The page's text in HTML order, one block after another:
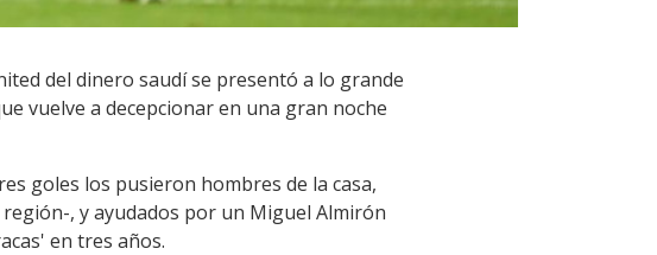
del dinero saudí se presentó a lo grande
vuelve a decepcionar en una gran noche
goles los pusieron hombres de la casa,
, y ayudados por un Miguel Almirón
en tres años.